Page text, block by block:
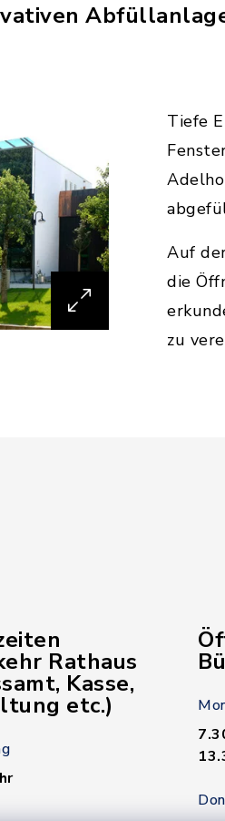
Tiefe
Auf
die
zu
Rathaus
Kasse,
etc.)